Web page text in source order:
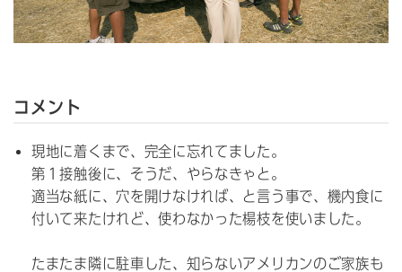
コメント
現地に着くまで、完全に忘れてました。
第１接触後に、そうだ、やらなきゃと。
適当な紙に、穴を開けなければ、と言う事で、機内食に
付いて来たけれど、使わなかった楊枝を使いました。
たまたま隣に駐車した、知らないアメリカンのご家族も